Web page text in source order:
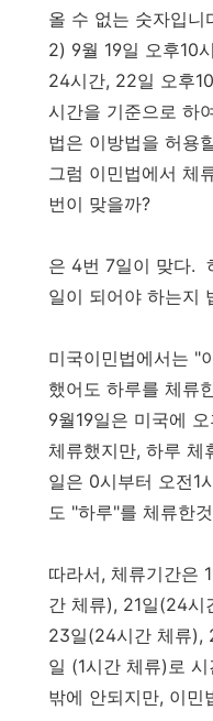
올 수 없는 숫자입니
2) 9월 19일 오후10
24시간, 22일 오후
시간을 기준으로 하
법은 이방법을 허용
그럼 이민법에서 체
번이 맞을까?
은 4번 7일이 맞다.
일이 되어야 하는지
미국이민법에서는 "
했어도 하루를 체류
9월19일은 미국에
체류했지만, 하루 체
일은 0시부터 오전1
도 "하루"를 체류한
따라서, 체류기간은
간 체류), 21일(24
23일(24시간 체류),
일 (1시간 체류)로
밖에 안되지만, 이민